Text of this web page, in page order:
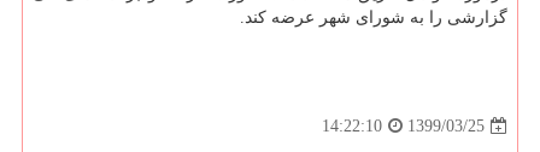
گزارشی را به شورای شهر عرضه کند.
1399/03/25
14:22:10